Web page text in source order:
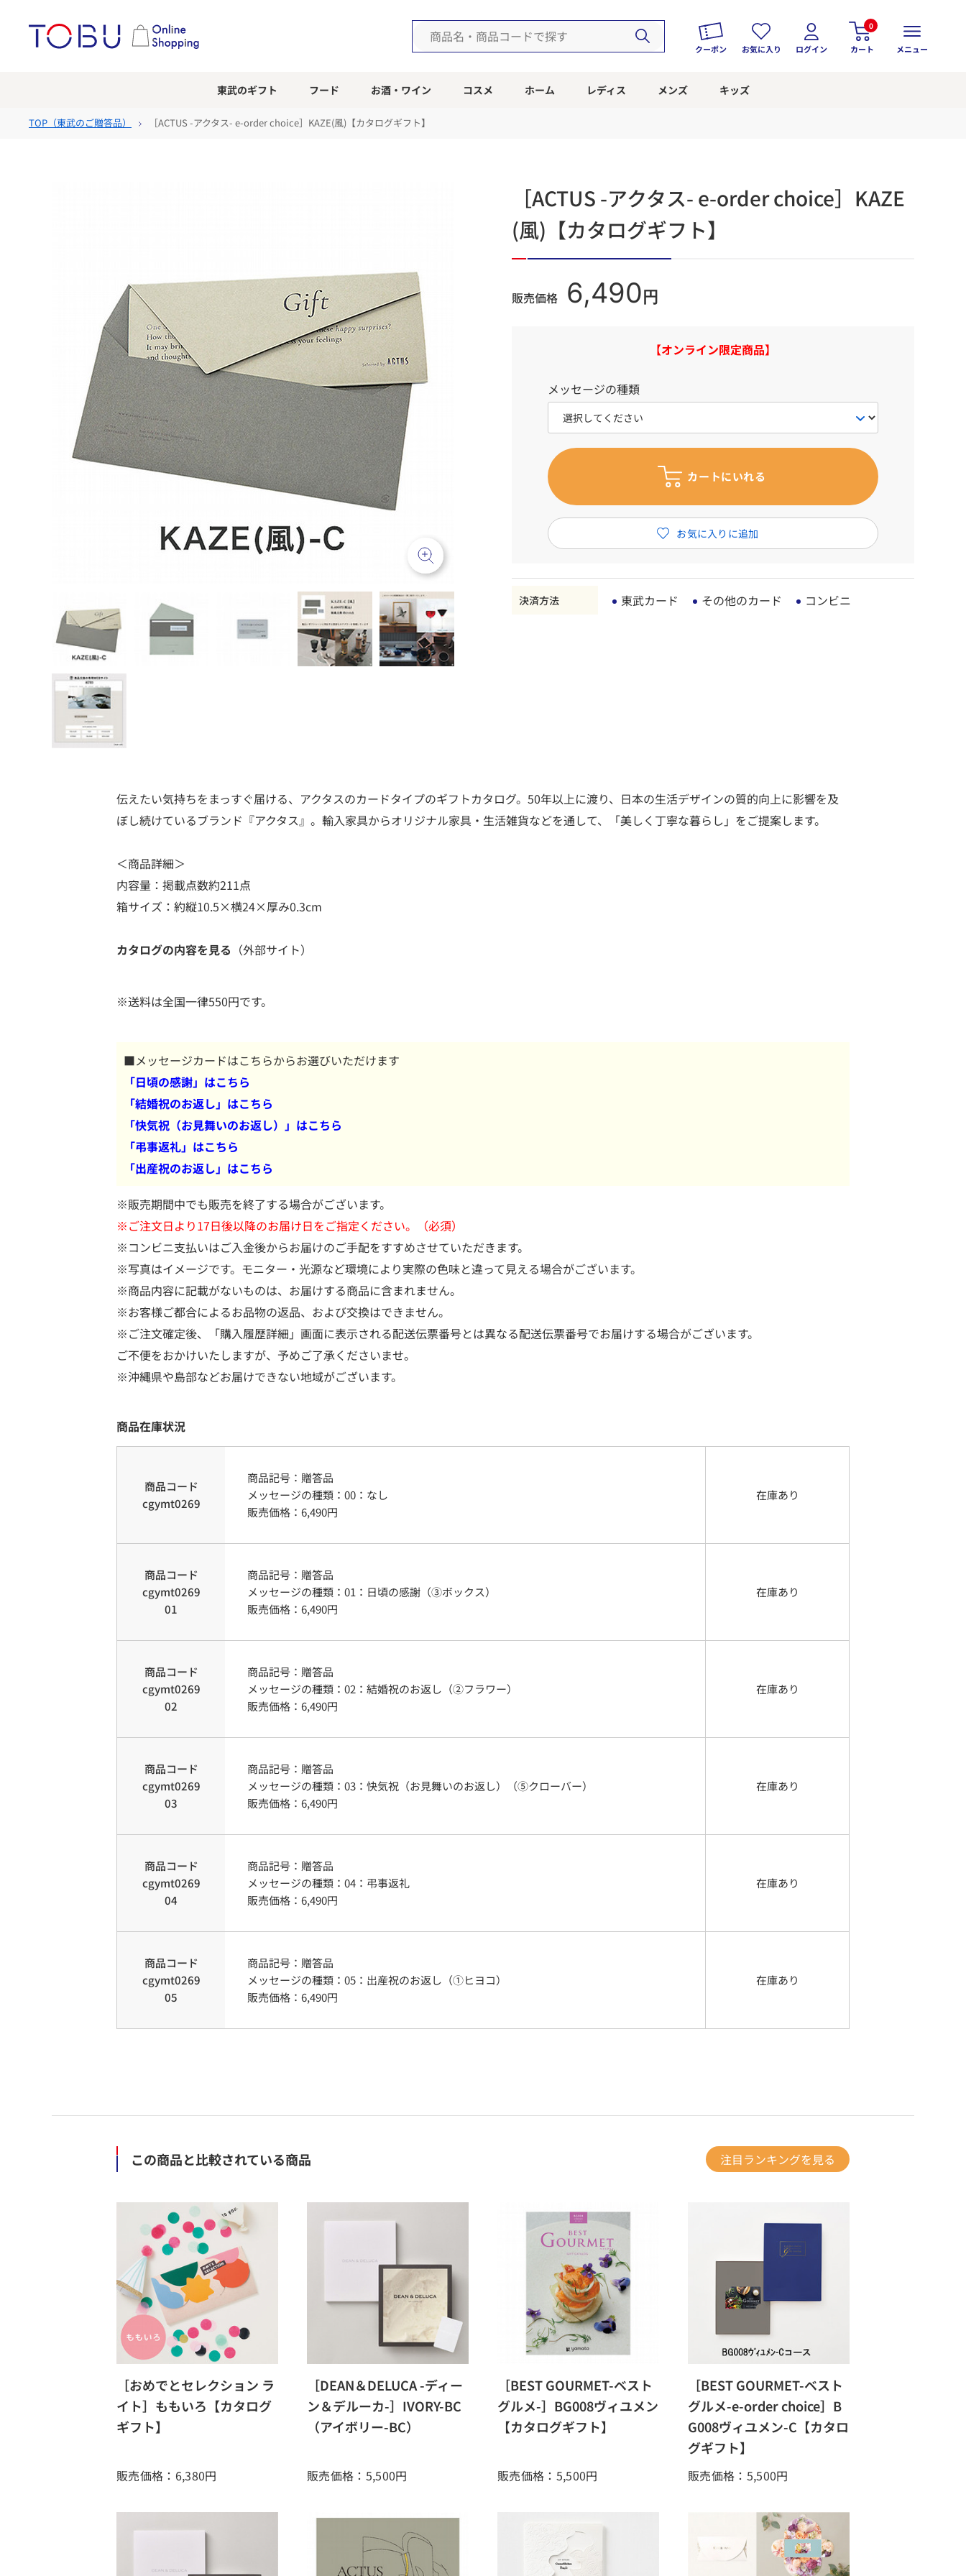
クーポン お気に入り ログイン
0
カート メニュー
東武のギフト フード お酒・ワイン コスメ ホーム レディス メンズ キッズ
TOP（東武のご贈答品） ［ACTUS -アクタス- e-order choice］KAZE(風)【カタログギフト】
［ACTUS -アクタス- e-order choice］KAZE
(風)【カタログギフト】
販売価格 6,490円
【オンライン限定商品】
メッセージの種類
決済方法 東武カード その他のカード コンビニ
伝えたい気持ちをまっすぐ届ける、アクタスのカードタイプのギフトカタログ。50年以上に渡り、日本の生活デザインの質的向上に影響を及
ぼし続けているブランド『アクタス』。輸入家具からオリジナル家具・生活雑貨などを通して、「美しく丁寧な暮らし」をご提案します。
＜商品詳細＞
内容量：掲載点数約211点
箱サイズ：約縦10.5×横24×厚み0.3cm
カタログの内容を見る （外部サイト）
※送料は全国一律550円です。
■メッセージカードはこちらからお選びいただけます
「日頃の感謝」はこちら
「結婚祝のお返し」はこちら
「快気祝（お見舞いのお返し）」はこちら
「弔事返礼」はこちら
「出産祝のお返し」はこちら
※販売期間中でも販売を終了する場合がございます。
※ご注文日より17日後以降のお届け日をご指定ください。（必須）
※コンビニ支払いはご入金後からお届けのご手配をすすめさせていただきます。
※写真はイメージです。モニター・光源など環境により実際の色味と違って見える場合がございます。
※商品内容に記載がないものは、お届けする商品に含まれません。
※お客様ご都合によるお品物の返品、および交換はできません。
※ご注文確定後、「購入履歴詳細」画面に表示される配送伝票番号とは異なる配送伝票番号でお届けする場合がございます。
ご不便をおかけいたしますが、予めご了承くださいませ。
※沖縄県や島部などお届けできない地域がございます。
商品在庫状況
商品コード
cgymt0269
商品記号： 贈答品
メッセージの種類 ： 00：なし
販売価格： 6,490円
在庫あり
商品コード
cgymt0269
01
商品記号： 贈答品
メッセージの種類 ： 01：日頃の感謝（③ボックス）
販売価格： 6,490円
在庫あり
商品コード
cgymt0269
02
商品記号： 贈答品
メッセージの種類 ： 02：結婚祝のお返し（②フラワー）
販売価格： 6,490円
在庫あり
商品コード
cgymt0269
03
商品記号： 贈答品
メッセージの種類 ： 03：快気祝（お見舞いのお返し）（⑤クローバー）
販売価格： 6,490円
在庫あり
商品コード
cgymt0269
04
商品記号： 贈答品
メッセージの種類 ： 04：弔事返礼
販売価格： 6,490円
在庫あり
商品コード
cgymt0269
05
商品記号： 贈答品
メッセージの種類 ： 05：出産祝のお返し（①ヒヨコ）
販売価格： 6,490円
在庫あり
この商品と比較されている商品 注目ランキングを見る
［おめでとセレクション ラ
イト］ももいろ【カタログ
ギフト】
販売価格：6,380円
［DEAN＆DELUCA -ディー
ン＆デルーカ-］IVORY-BC
（アイボリー-BC）
販売価格：5,500円
［BEST GOURMET-ベスト
グルメ-］BG008ヴィユメン
【カタログギフト】
販売価格：5,500円
［BEST GOURMET-ベスト
グルメ-e-order choice］B
G008ヴィユメン-C【カタロ
グギフト】
販売価格：5,500円